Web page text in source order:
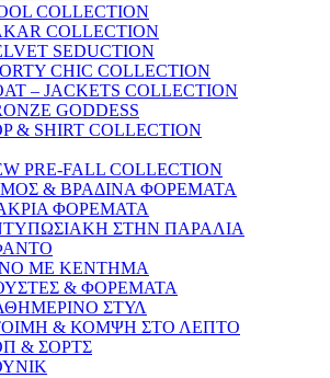
COLLECTION
COLLECTION
SEDUCTION
CHIC COLLECTION
– JACKETS COLLECTION
GODDESS
& SHIRT COLLECTION
PRE-FALL COLLECTION
& ΒΡΑΔΙΝΑ ΦΟΡΕΜΑΤΑ
ΦΟΡΕΜΑΤΑ
ΣΤΗΝ ΠΑΡΑΛΙΑ
ΜΕ ΚΕΝΤΗΜΑ
& ΦΟΡΕΜΑΤΑ
ΣΤΥΛ
& ΚΟΜΨΗ ΣΤΟ ΛΕΠΤΟ
& ΣΟΡΤΣ